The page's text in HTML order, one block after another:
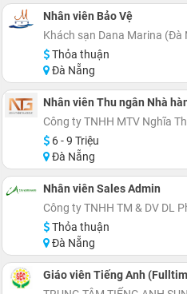
Nhân viên Bảo Vệ
Khách sạn Dana Marina (Đà
Thỏa thuận
Đà Nẵng
Nhân viên Thu ngân Nhà
Công ty TNHH MTV Nghĩa
6 - 9 Triệu
Đà Nẵng
Nhân viên Sales Admin
Công ty TNHH TM & DV DL
Thỏa thuận
Đà Nẵng
Giáo viên Tiếng Anh